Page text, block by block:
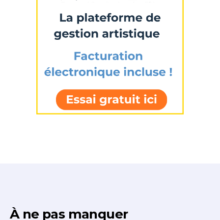
termes et conditions
* Champ obligatoire
À ne pas manquer